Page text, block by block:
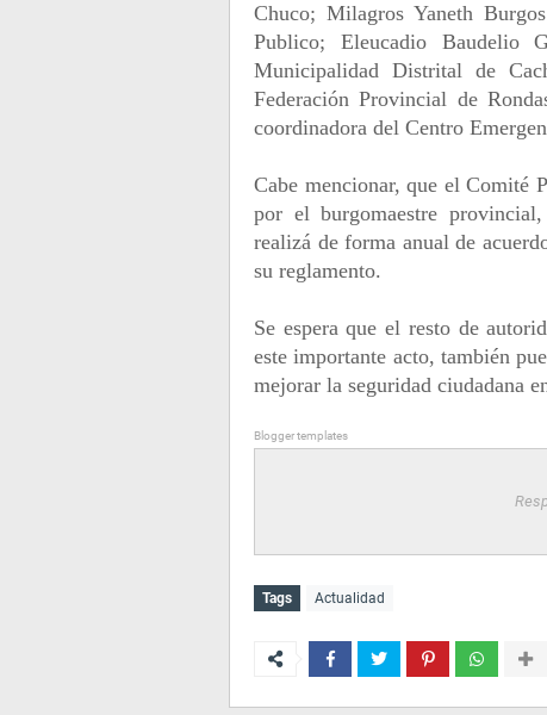
Chuco; Milagros Yaneth
Publico; Eleucadio Baudelio
Municipalidad Distrital de
Federación Provincial de
coordinadora del Centro
Cabe mencionar, que el Comité
por el burgomaestre
realizá de forma anual de
su reglamento.
Se espera que el resto de
este importante acto, también
mejorar la seguridad ciudadana
Blogger templates
Tags Actualidad